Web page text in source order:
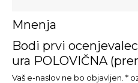
Mnenja
Bodi prvi
ura POLOVIČNA
Vaš e-naslov ne bo objavljen. *